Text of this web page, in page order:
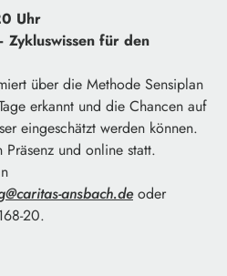
Uhr
Zykluswissen für den
über die Methode Sensiplan
erkannt und die Chancen auf
eingeschätzt werden können.
und online statt.
ansbach.deoder
20.